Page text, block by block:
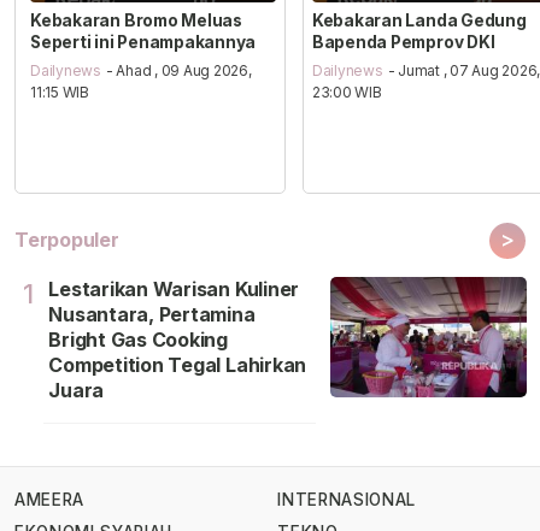
Kebakaran Bromo Meluas
Seperti ini Penampakannya
Dailynews - Ahad , 09 Aug 2026,
11:15 WIB
Kebakaran Landa Gedung
Bapenda Pemprov DKI
Dailynews - Jumat , 07 Aug 2026,
23:00 WIB
Terpopuler >
1
Lestarikan Warisan Kuliner
Nusantara, Pertamina
Bright Gas Cooking
Competition Tegal Lahirkan
Juara
AMEERA
INTERNASIONAL